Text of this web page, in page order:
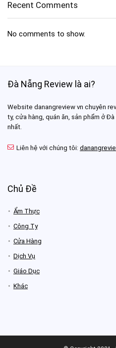
Recent Comments
No comments to show.
Đà Nẵng Review là ai?
Website danangreview vn chuyên
ty, cửa hàng, quán ăn, sản phẩm ở
nhất.
Liên hệ với chúng tôi:
Chủ Đề
Ẩm Thực
Công Ty
Cửa Hàng
Dịch Vụ
Giáo Dục
Khác